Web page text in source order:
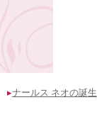
▸ナールス ネオの誕生